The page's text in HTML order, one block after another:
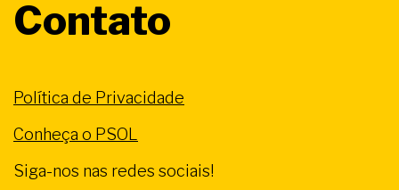
Contato
Política de Privacidade
Conheça o PSOL
Siga-nos nas redes sociais!